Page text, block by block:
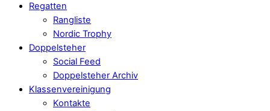
Regatten
Rangliste
Nordic Trophy
Doppelsteher
Social Feed
Doppelsteher Archiv
Klassenvereinigung
Kontakte